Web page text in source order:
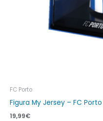
FC Porto
Figura My Jersey – FC
19,99€